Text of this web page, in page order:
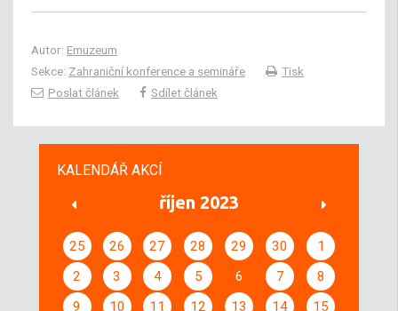
Autor: Emuzeum
Sekce: Zahraniční konference a semináře
Tisk
Poslat článek
Sdílet článek
KALENDÁŘ AKCÍ
říjen 2023
25 26 27 28 29 30
1
2
3 4 5 6 7
8
9
10 11 12 13 14
15